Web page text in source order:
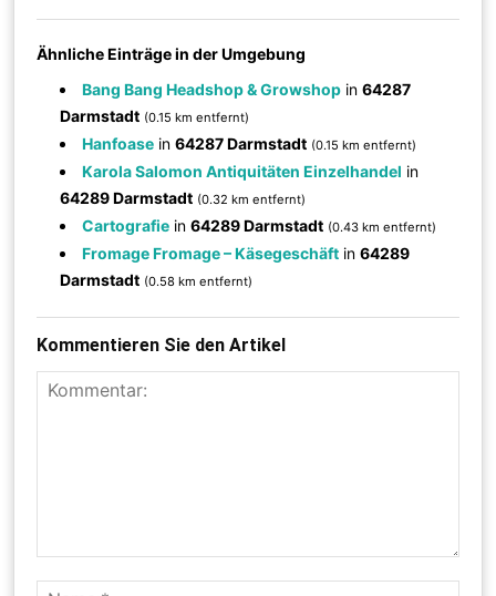
Ähnliche Einträge in der Umgebung
Bang Bang Headshop & Growshop in64287
Darmstadt (0.15 km entfernt)
Hanfoase in64287 Darmstadt (0.15 km entfernt)
Karola Salomon Antiquitäten Einzelhandel in
64289 Darmstadt (0.32 km entfernt)
Cartografie in64289 Darmstadt (0.43 km entfernt)
Fromage Fromage – Käsegeschäft in64289
Darmstadt (0.58 km entfernt)
Kommentieren Sie den Artikel